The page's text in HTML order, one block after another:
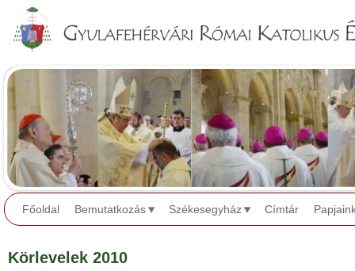
Főoldal Bemutatkozás Székesegyház Címtár
Körlevelek 2010